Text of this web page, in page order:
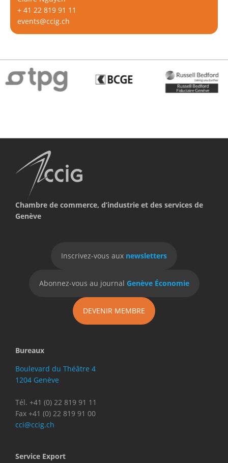
+ 41 22 819 91 11
events@ccig.ch
Chambre de commerce, d’industrie et des services de
Genève
Inscrivez-vous aux newsletters
Abonnez-vous au journal Genève Économie
DEVENIR MEMBRE
Bureaux
Boulevard du Théâtre 4
1204 Genève
Tél. +41 (0) 22 819 91 11
Fax +41 (0) 22 819 91 00
cci@ccig.ch
Service Export